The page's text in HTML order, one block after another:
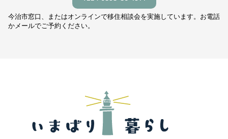
今治市窓口、またはオンラインで移住相談会を実施しています。お電話
かメールでご予約ください。